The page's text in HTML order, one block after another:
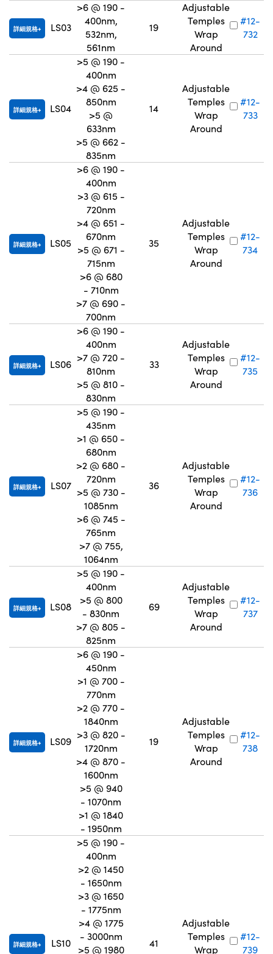
詳細規格 LS03
>6 @ 190 -
400nm,
532nm,
561nm
19
Adjustable
Temples
Wrap
Around
#12-
732
詳細規格 LS04
>5 @ 190 -
400nm
>4 @ 625 -
850nm
>5 @
633nm
>5 @ 662 -
835nm
14
Adjustable
Temples
Wrap
Around
#12-
733
詳細規格 LS05
>6 @ 190 -
400nm
>3 @ 615 -
720nm
>4 @ 651 -
670nm
>5 @ 671 -
715nm
>6 @ 680
- 710nm
>7 @ 690 -
700nm
35
Adjustable
Temples
Wrap
Around
#12-
734
詳細規格 LS06
>6 @ 190 -
400nm
>7 @ 720 -
810nm
>5 @ 810 -
830nm
33
Adjustable
Temples
Wrap
Around
#12-
735
詳細規格 LS07
>5 @ 190 -
435nm
>1 @ 650 -
680nm
>2 @ 680 -
720nm
>5 @ 730 -
1085nm
>6 @ 745 -
765nm
>7 @ 755,
1064nm
36
Adjustable
Temples
Wrap
Around
#12-
736
詳細規格 LS08
>5 @ 190 -
400nm
>5 @ 800
- 830nm
>7 @ 805 -
825nm
69
Adjustable
Temples
Wrap
Around
#12-
737
詳細規格 LS09
>6 @ 190 -
450nm
>1 @ 700 -
770nm
>2 @ 770 -
1840nm
>3 @ 820 -
1720nm
>4 @ 870 -
1600nm
>5 @ 940
- 1070nm
>1 @ 1840
- 1950nm
19
Adjustable
Temples
Wrap
Around
#12-
738
詳細規格 LS10
>5 @ 190 -
400nm
>2 @ 1450
- 1650nm
>3 @ 1650
- 1775nm
>4 @ 1775
- 3000nm
>5 @ 1980
41
Adjustable
Temples
Wrap
#12-
739